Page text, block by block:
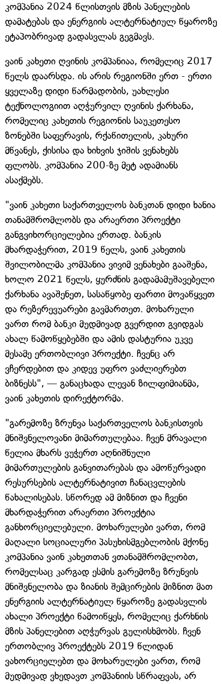
კომპანია 2024 წლისთვის მზის პანელების
დამატებას და ენერგიის ალტერნატიულ წყაროზე
ეტაპობრივად გადასვლას გეგმავს.
ვაინ კახეთი ღვინის კომპანიაა, რომელიც 2017
წელს დაარსდა. ის არის რეგიონში ერთ - ერთი
ყველაზე დიდი წარმადობის, უახლესი
ტექნოლოგიით აღჭურვილ ღვინის ქარხანა,
რომელიც კახეთის რეგიონის საუკეთესო
ზონებში საფერავის, რქაწითელის, კახური
მწვანეს, ქისისა და ხიხვის ჯიშის ვენახებს
ფლობს. კომპანია 200-ზე მეტ ადამიანს
ასაქმებს.
"ვაინ კახეთი საქართველოს ბანკთან დიდი ხანია
თანამშრომლობს და არაერთი პროექტი
განგვიხორციელებია ერთად. ბანკის
მხარდაჭერით, 2019 წელს, ვაინ კახეთის
შვილობილმა კომპანია ვივიმ ვენახები გააშენა,
ხოლო 2021 წელს, ყურძნის გადამამუშავებელი
ქარხანა ავაშენეთ, სასაწყობე ფართი მოვაწყვეთ
და რეზერევუარები გავმართეთ. მოხარული
ვართ რომ ბანკი მუდმივად გვერდით გვიდგას
ახალ წამოწყებებში და ამის დასტურია უკვე
მესამე ერთობლივი პროექტი. ჩვენც არ
ვჩერდებით და კიდევ უფრო ვაძლიერებთ
ბიზნესს", — განაცხადა ლევან ზილფიმიანმა,
ვაინ კახეთის დირექტორმა.
"გარემოზე ზრუნვა საქართველოს ბანკისთვის
მნიშვნელოვანი მიმართულებაა. ჩვენ მრავალი
წელია მხარს ვუჭერთ აღნიშნული
მიმართულების განვითარებას და ამოწურვადი
რესურსების ალტერნატივით ჩანაცვლების
წახალისებას. სწორედ ამ მიზნით და ჩვენი
მხარდაჭერით არაერთი პროექტია
განხორციელებული. მოხარულები ვართ, რომ
მაღალი სოციალური პასუხისმგებლობის მქონე
კომპანია ვაინ კახეთთან ვთანამშრომლობთ,
რომელსაც კარგად ესმის გარემოზე ზრუნვის
მნიშვნელობა და ზიანის შემცირების მიზნით მათ
ენერგიის ალტერნატიულ წყაროზე გადასვლის
ახალი პროექტი წამოიწყეს, რომელიც ქარხნის
მზის პანელებით აღჭურვას გულისხმობს. ჩვენ
ერთობლივ პროექტებს 2019 წლიდან
ვახორციელებთ და მოხარულები ვართ, რომ
მუდმივად ვხედავთ კომპანიის სწრაფვას, არ